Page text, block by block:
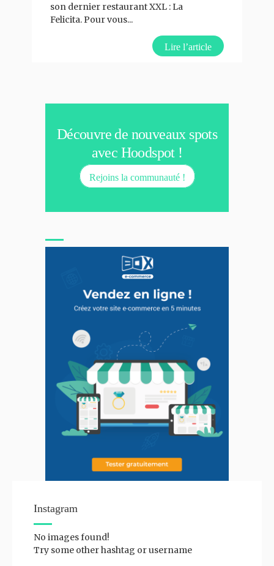
son dernier restaurant XXL : La
Felicita. Pour vous...
Lire l’article
Découvre de nouveaux spots
avec Hoodspot !
Rejoins la communauté !
Instagram
No images found!
Try some other hashtag or username